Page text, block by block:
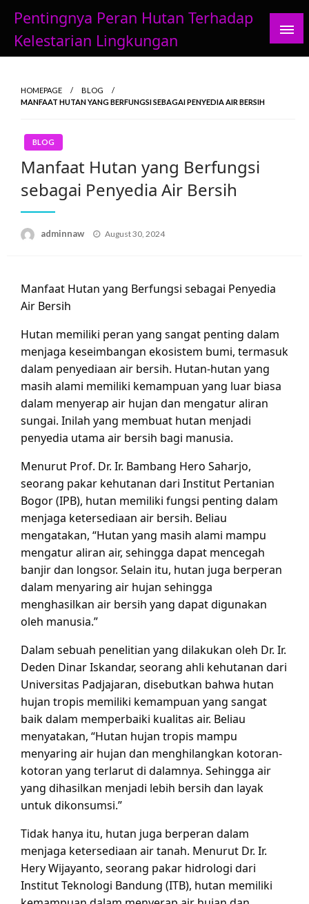
content
Pentingnya Peran Hutan Terhadap
Kelestarian Lingkungan
HOMEPAGE
BLOG
MANFAAT HUTAN YANG BERFUNGSI SEBAGAI PENYEDIA AIR BERSIH
BLOG
Manfaat Hutan yang Berfungsi
sebagai Penyedia Air Bersih
adminnaw
Posted
August 30, 2024
Manfaat Hutan yang Berfungsi sebagai Penyedia
Air Bersih
Hutan memiliki peran yang sangat penting dalam
menjaga keseimbangan ekosistem bumi, termasuk
dalam penyediaan air bersih. Hutan-hutan yang
masih alami memiliki kemampuan yang luar biasa
dalam menyerap air hujan dan mengatur aliran
sungai. Inilah yang membuat hutan menjadi
penyedia utama air bersih bagi manusia.
Menurut Prof. Dr. Ir. Bambang Hero Saharjo,
seorang pakar kehutanan dari Institut Pertanian
Bogor (IPB), hutan memiliki fungsi penting dalam
menjaga ketersediaan air bersih. Beliau
mengatakan, “Hutan yang masih alami mampu
mengatur aliran air, sehingga dapat mencegah
banjir dan longsor. Selain itu, hutan juga berperan
dalam menyaring air hujan sehingga
menghasilkan air bersih yang dapat digunakan
oleh manusia.”
Dalam sebuah penelitian yang dilakukan oleh Dr. Ir.
Deden Dinar Iskandar, seorang ahli kehutanan dari
Universitas Padjajaran, disebutkan bahwa hutan
hujan tropis memiliki kemampuan yang sangat
baik dalam memperbaiki kualitas air. Beliau
menyatakan, “Hutan hujan tropis mampu
menyaring air hujan dan menghilangkan kotoran-
kotoran yang terlarut di dalamnya. Sehingga air
yang dihasilkan menjadi lebih bersih dan layak
untuk dikonsumsi.”
Tidak hanya itu, hutan juga berperan dalam
menjaga ketersediaan air tanah. Menurut Dr. Ir.
Hery Wijayanto, seorang pakar hidrologi dari
Institut Teknologi Bandung (ITB), hutan memiliki